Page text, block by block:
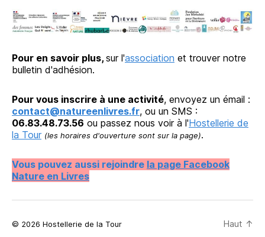
Pour en savoir plus, sur l'association et trouver notre
bulletin d'adhésion.
Pour vous inscrire à une activité, envoyez un émail :
contact@natureenlivres.fr, ou un SMS :
06.83.48.73.56 ou passez nous voir à l'Hostellerie de
la Tour (les horaires d'ouverture sont sur la page).
Vous pouvez aussi rejoindre la page Facebook
Nature en Livres
© 2026 Hostellerie de la Tour Haut ↑